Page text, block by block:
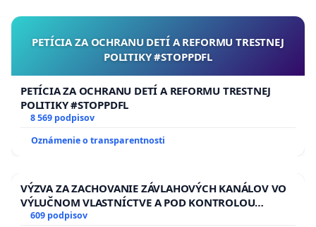
PETÍCIA ZA OCHRANU DETÍ A REFORMU TRESTNEJ
POLITIKY #STOPPDFL
PETÍCIA ZA OCHRANU DETÍ A REFORMU TRESTNEJ
POLITIKY #STOPPDFL
8 569 podpisov
Oznámenie o transparentnosti
VÝZVA ZA ZACHOVANIE ZÁVLAHOVÝCH KANÁLOV VO
VÝLUČNOM VLASTNÍCTVE A POD KONTROLOU
SLOVENSKEJ REPUBLIKY & žiadosť na riešenie
609 podpisov